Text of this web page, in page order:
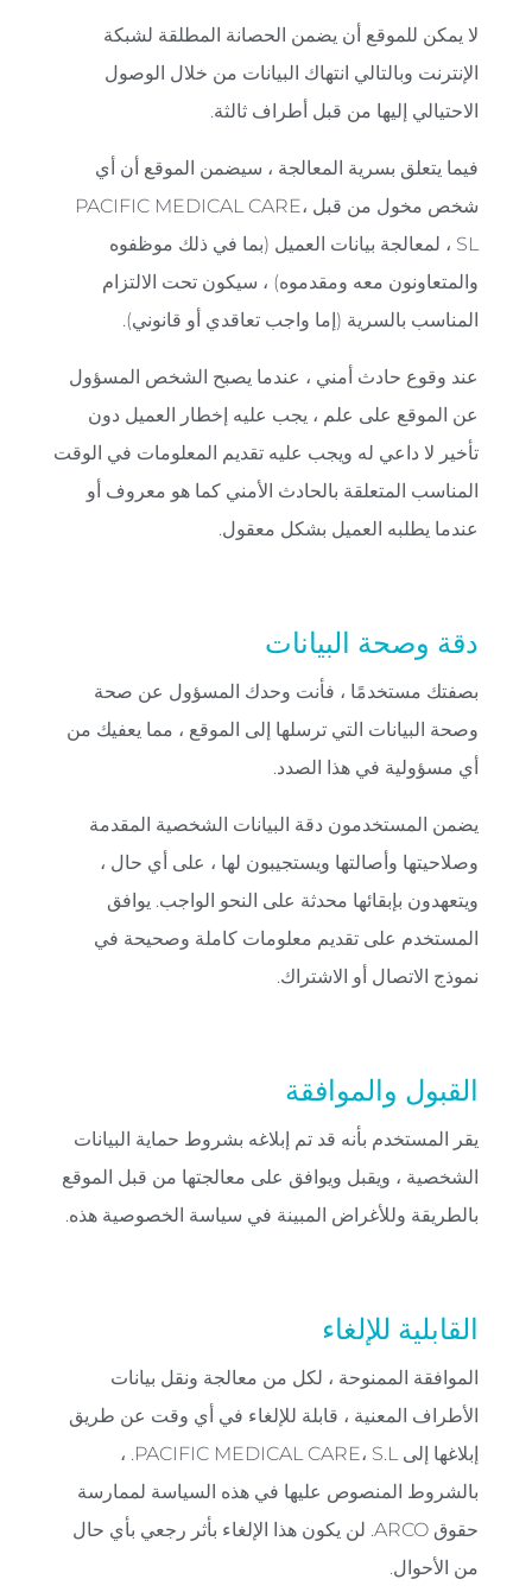
لا يمكن للموقع أن يضمن الحصانة المطلقة لشبكة
الإنترنت وبالتالي انتهاك البيانات من خلال الوصول
الاحتيالي إليها من قبل أطراف ثالثة.
فيما يتعلق بسرية المعالجة ، سيضمن الموقع أن أي
شخص مخول من قبل PACIFIC MEDICAL CARE،
SL ، لمعالجة بيانات العميل (بما في ذلك موظفوه
والمتعاونون معه ومقدموه) ، سيكون تحت الالتزام
المناسب بالسرية (إما واجب تعاقدي أو قانوني).
عند وقوع حادث أمني ، عندما يصبح الشخص المسؤول
عن الموقع على علم ، يجب عليه إخطار العميل دون
تأخير لا داعي له ويجب عليه تقديم المعلومات في الوقت
المناسب المتعلقة بالحادث الأمني ​​كما هو معروف أو
عندما يطلبه العميل بشكل معقول.
دقة وصحة البيانات
بصفتك مستخدمًا ، فأنت وحدك المسؤول عن صحة
وصحة البيانات التي ترسلها إلى الموقع ، مما يعفيك من
أي مسؤولية في هذا الصدد.
يضمن المستخدمون دقة البيانات الشخصية المقدمة
وصلاحيتها وأصالتها ويستجيبون لها ، على أي حال ،
ويتعهدون بإبقائها محدثة على النحو الواجب. يوافق
المستخدم على تقديم معلومات كاملة وصحيحة في
نموذج الاتصال أو الاشتراك.
القبول والموافقة
يقر المستخدم بأنه قد تم إبلاغه بشروط حماية البيانات
الشخصية ، ويقبل ويوافق على معالجتها من قبل الموقع
بالطريقة وللأغراض المبينة في سياسة الخصوصية هذه.
القابلية للإلغاء
الموافقة الممنوحة ، لكل من معالجة ونقل بيانات
الأطراف المعنية ، قابلة للإلغاء في أي وقت عن طريق
إبلاغها إلى PACIFIC MEDICAL CARE، S.L. ،
بالشروط المنصوص عليها في هذه السياسة لممارسة
حقوق ARCO. لن يكون هذا الإلغاء بأثر رجعي بأي حال
من الأحوال.